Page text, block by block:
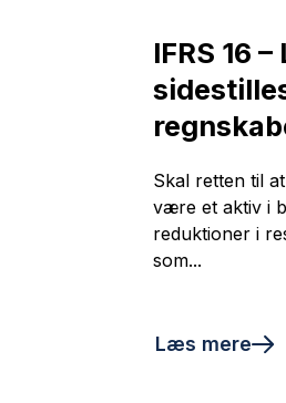
IFRS 16
Skal retten til
være et aktiv i
reduktioner i
som...
Læs mere